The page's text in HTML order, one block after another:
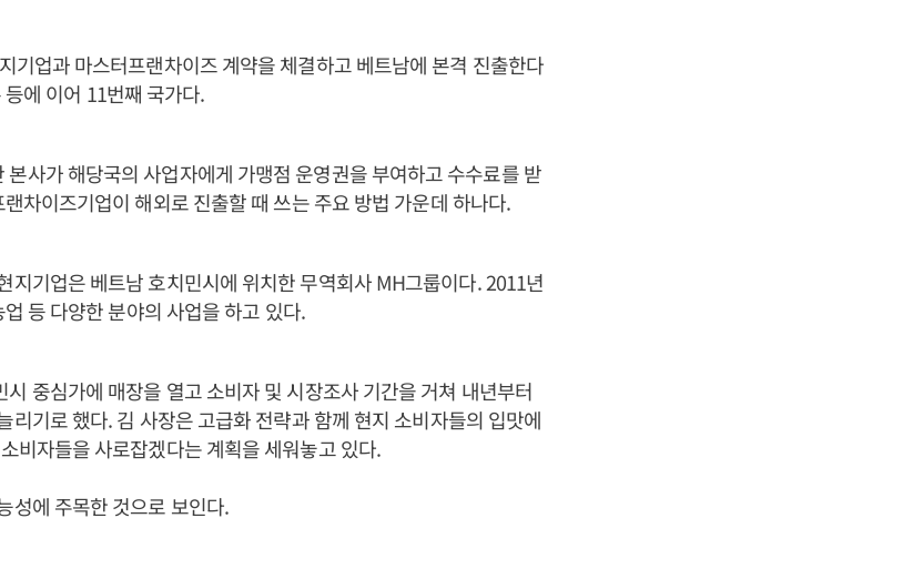
기업과 마스터프랜차이즈 계약을 체결하고 베트남에 본격 진출한다
에 이어 11번째 국가다.
사가 해당국의 사업자에게 가맹점 운영권을 부여하고 수수료를 받
차이즈기업이 해외로 진출할 때 쓰는 주요 방법 가운데 하나다.
지기업은 베트남 호치민시에 위치한 무역회사 MH그룹이다. 2011년
등 다양한 분야의 사업을 하고 있다.
중심가에 매장을 열고 소비자 및 시장조사 기간을 거쳐 내년부터
리기로 했다. 김 사장은 고급화 전략과 함께 현지 소비자들의 입맛에
비자들을 사로잡겠다는 계획을 세워놓고 있다.
성에 주목한 것으로 보인다.